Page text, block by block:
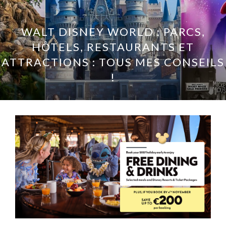
WALT DISNEY WORLD : PARCS,
HÔTELS, RESTAURANTS ET
ATTRACTIONS : TOUS MES CONSEILS
!